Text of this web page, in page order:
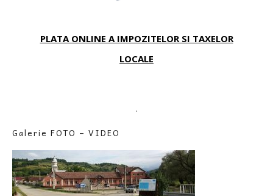
PLATA ONLINE A IMPOZITELOR SI TAXELOR
LOCALE
.
Galerie FOTO – VIDEO